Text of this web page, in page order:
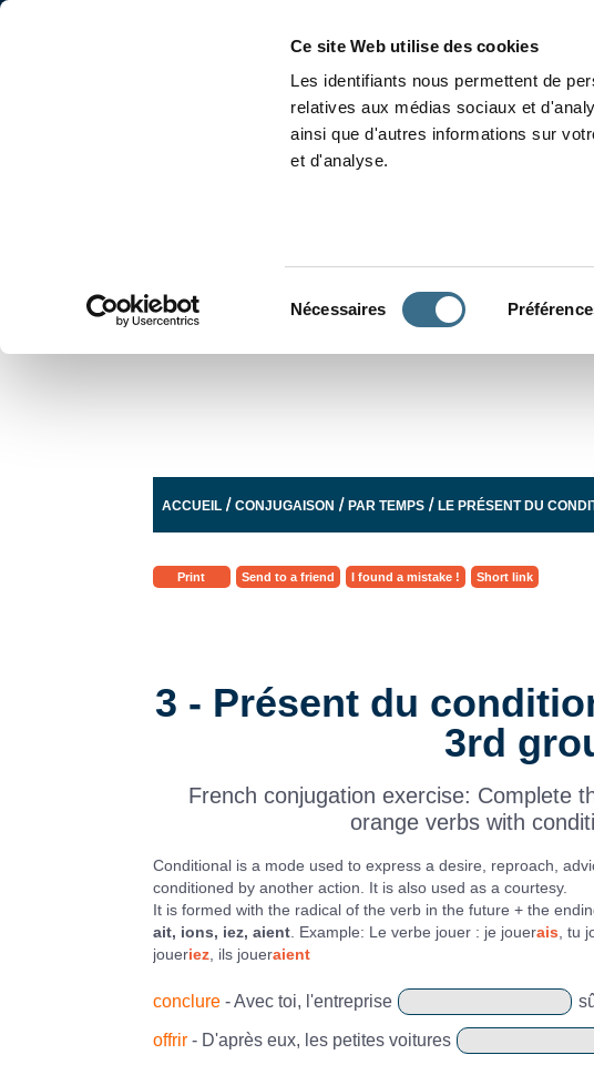
Ce site Web utilise des cookies
Les identifiants nous permettent de
relatives aux médias sociaux et
ainsi que d'autres informations sur
et d'analyse.
Nécessaires
ACCUEIL /CONJUGAISON /PAR TEMPS /LE PRÉSENT DU
Print Send to a friend I found a mistake ! Short link
3 - Présent du
3rd
French conjugation exercise: Complete
orange verbs with
Conditional is a mode used to express a desire, reproach,
conditioned by another action. It is also used as a courtesy.
It is formed with the radical of the verb in the future + the
ait, ions, iez, aient. Example: Le verbe jouer : je jouerais , tu
joueriez, ils joueraient
conclure- Avec toi, l'entreprise
offrir- D'après eux, les petites voitures